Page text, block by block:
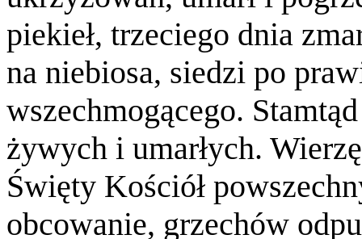
piekieł, trzeciego dnia
na niebiosa, siedzi po
wszechmogącego.
żywych i umarłych.
Święty Kościół
obcowanie, grzechów